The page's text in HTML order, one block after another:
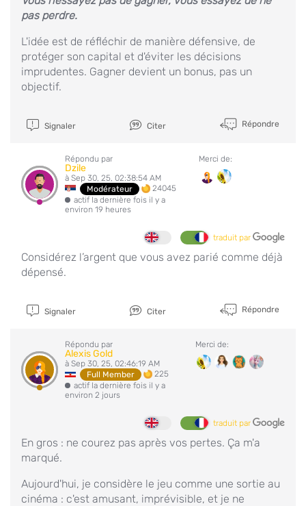
pas perdre.
L'idée est de réfléchir de manière défensive, de
protéger son capital et d'éviter les décisions
imprudentes. Gagner devient un bonus, pas un
objectif.
Signaler Citer Répondre
Répondu par
Dzile
à Sep 30, 25, 02:38:54 AM
Modérateur
24045
actif la dernière fois il y a
environ 19 heures
Merci de:
traduit par
Considérez l’argent que vous avez parié comme déjà
dépensé.
Signaler Citer Répondre
Répondu par
Alexis Gold
à Sep 30, 25, 02:46:19 AM
Full Member
225
actif la dernière fois il y a
environ 2 jours
Merci de:
traduit par
En gros : ne courez pas après vos pertes. Ça m'a
marqué.
Aujourd'hui, je considère le jeu comme une sortie au
cinéma : c'est amusant, imprévisible, et je ne